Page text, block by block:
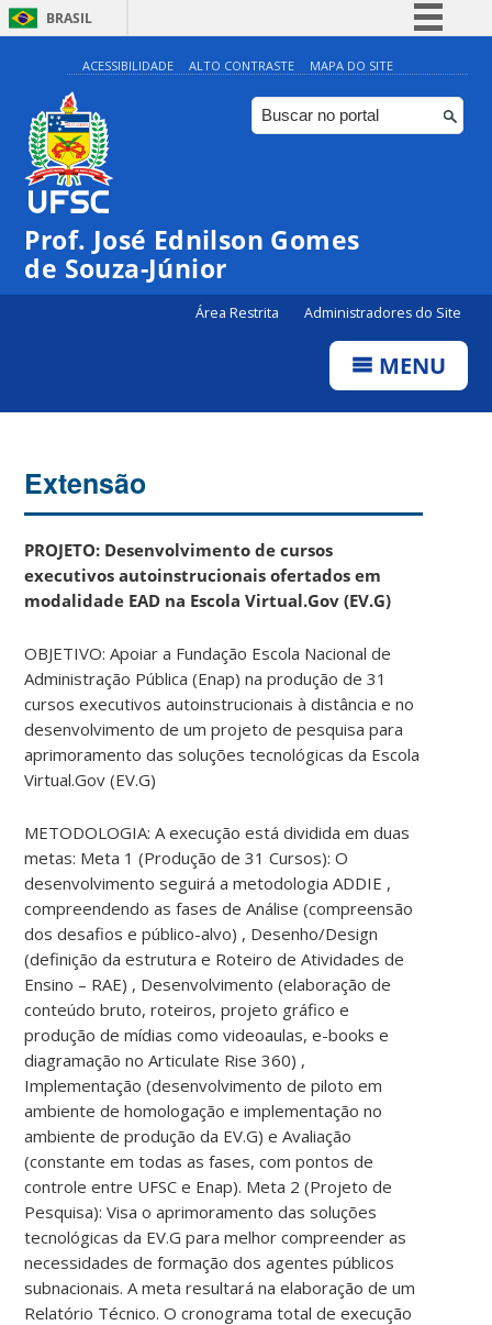
BRASIL
Simplifique!
Comunica BR
Participe
Canais
ACESSIBILIDADE ALTO CONTRASTE MAPA DO SITE
Prof. José Ednilson Gomes
de Souza-Júnior
Área Restrita Administradores do Site
MENU
Extensão
PROJETO: Desenvolvimento de cursos
executivos autoinstrucionais ofertados em
modalidade EAD na Escola Virtual.Gov (EV.G)
OBJETIVO: Apoiar a Fundação Escola Nacional de
Administração Pública (Enap) na produção de 31
cursos executivos autoinstrucionais à distância e no
desenvolvimento de um projeto de pesquisa para
aprimoramento das soluções tecnológicas da Escola
Virtual.Gov (EV.G)
METODOLOGIA: A execução está dividida em duas
metas: Meta 1 (Produção de 31 Cursos): O
desenvolvimento seguirá a metodologia ADDIE ,
compreendendo as fases de Análise (compreensão
dos desafios e público-alvo) , Desenho/Design
(definição da estrutura e Roteiro de Atividades de
Ensino – RAE) , Desenvolvimento (elaboração de
conteúdo bruto, roteiros, projeto gráfico e
produção de mídias como videoaulas, e-books e
diagramação no Articulate Rise 360) ,
Implementação (desenvolvimento de piloto em
ambiente de homologação e implementação no
ambiente de produção da EV.G) e Avaliação
(constante em todas as fases, com pontos de
controle entre UFSC e Enap). Meta 2 (Projeto de
Pesquisa): Visa o aprimoramento das soluções
tecnológicas da EV.G para melhor compreender as
necessidades de formação dos agentes públicos
subnacionais. A meta resultará na elaboração de um
Relatório Técnico. O cronograma total de execução